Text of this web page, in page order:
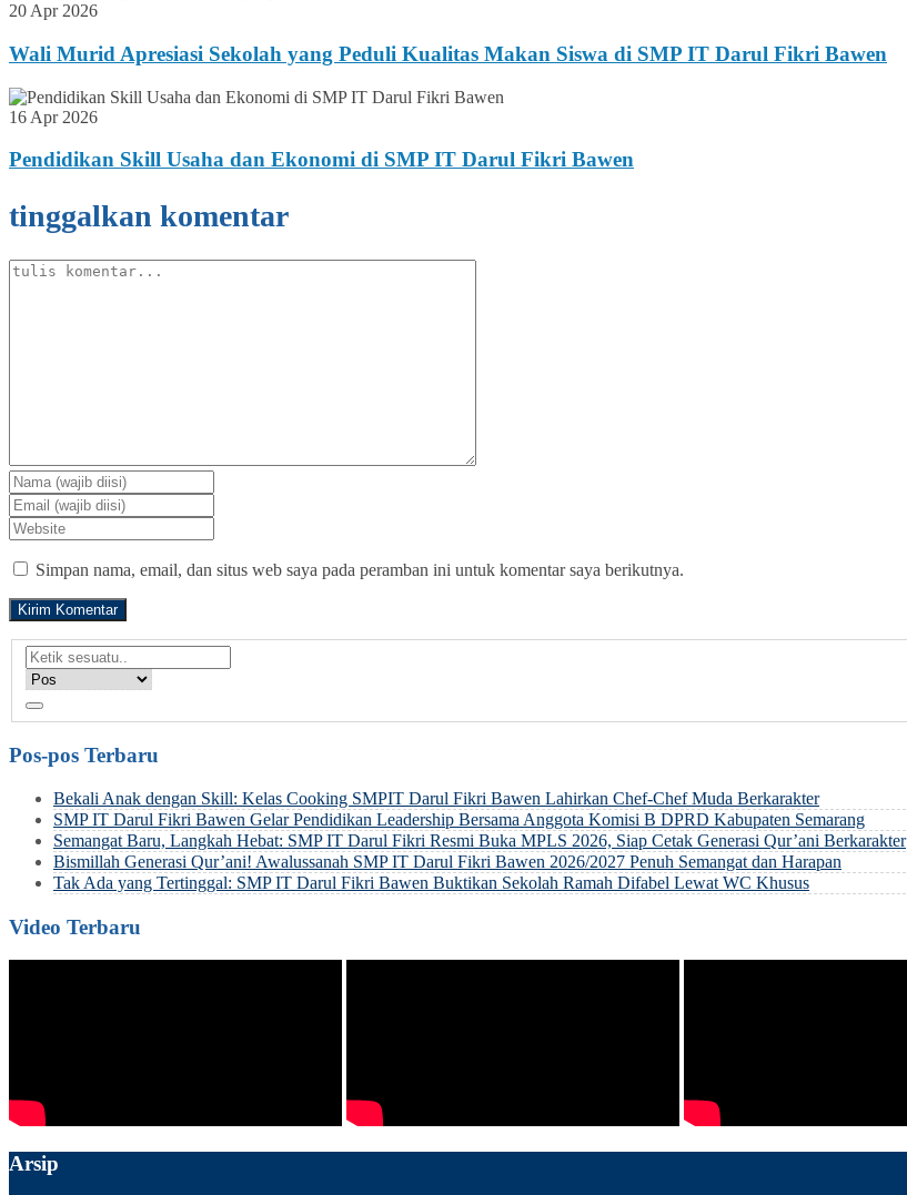
20 Apr 2026
Wali Murid Apresiasi Sekolah yang Peduli Kualitas Makan Siswa di SMP IT Darul Fikri Bawen
16 Apr 2026
Pendidikan Skill Usaha dan Ekonomi di SMP IT Darul Fikri Bawen
tinggalkan komentar
Simpan nama, email, dan situs web saya pada peramban ini untuk komentar saya berikutnya.
Pos-pos Terbaru
Bekali Anak dengan Skill: Kelas Cooking SMPIT Darul Fikri Bawen Lahirkan Chef-Chef Muda Berkarakter
SMP IT Darul Fikri Bawen Gelar Pendidikan Leadership Bersama Anggota Komisi B DPRD Kabupaten Semarang
Semangat Baru, Langkah Hebat: SMP IT Darul Fikri Resmi Buka MPLS 2026, Siap Cetak Generasi Qur’ani Berkarakter
Bismillah Generasi Qur’ani! Awalussanah SMP IT Darul Fikri Bawen 2026/2027 Penuh Semangat dan Harapan
Tak Ada yang Tertinggal: SMP IT Darul Fikri Bawen Buktikan Sekolah Ramah Difabel Lewat WC Khusus
Video Terbaru
Arsip